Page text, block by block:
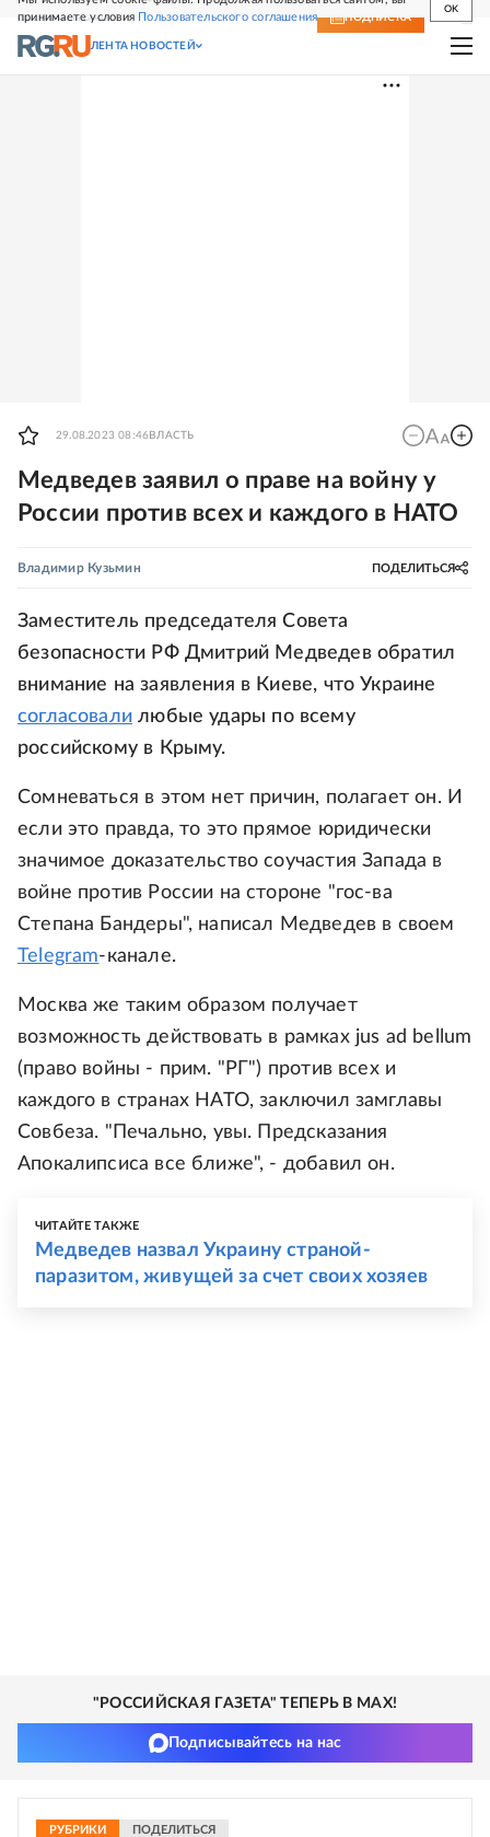
принимаете условия Пользовательского соглашения
OK
СВЕЖИЙ НОМЕР ПОДПИСКА
ЛЕНТА НОВОСТЕЙ
29.08.2023 08:46 ВЛАСТЬ
Медведев заявил о праве на войну у
России против всех и каждого в НАТО
Владимир Кузьмин ПОДЕЛИТЬСЯ
Заместитель председателя Совета
безопасности РФ Дмитрий Медведев обратил
внимание на заявления в Киеве, что Украине
согласовалилюбые удары по всему
российскому в Крыму.
Сомневаться в этом нет причин, полагает он. И
если это правда, то это прямое юридически
значимое доказательство соучастия Запада в
войне против России на стороне "гос-ва
Степана Бандеры", написал Медведев в своем
Telegram-канале.
Москва же таким образом получает
возможность действовать в рамках jus ad bellum
(право войны - прим. "РГ") против всех и
каждого в странах НАТО, заключил замглавы
Совбеза. "Печально, увы. Предсказания
Апокалипсиса все ближе", - добавил он.
ЧИТАЙТЕ ТАКЖЕ
Медведев назвал Украину страной-
паразитом, живущей за счет своих хозяев
"РОССИЙСКАЯ ГАЗЕТА" ТЕПЕРЬ В MAX!
Подписывайтесь на нас
РУБРИКИ ПОДЕЛИТЬСЯ